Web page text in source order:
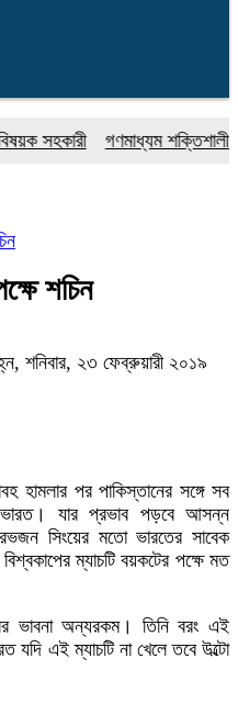
গণমাধ্যম শক্তিশালী
শচিন
শনিবার, ২৩ ফেব্রুয়ারী ২০১৯
হামলার পর পাকিস্তানের সঙ্গে সব
ভারত। যার প্রভাব পড়বে আসন্ন
সিংয়ের মতো ভারতের সাবেক
ম্যাচটি বয়কটের পক্ষে মত
ভাবনা অন্যরকম। তিনি বরং এই
যদি এই ম্যাচটি না খেলে তবে উল্টো